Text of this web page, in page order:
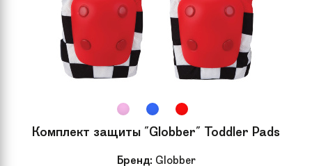
Комплект защиты "Globber" Toddler Pads
Бренд: Globber